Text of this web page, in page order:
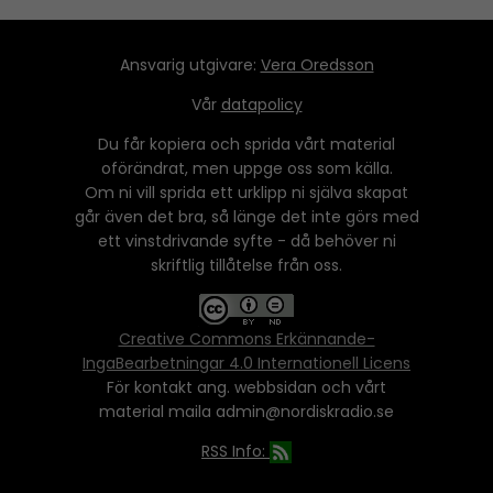
Ansvarig utgivare: Vera Oredsson
Vår datapolicy
Du får kopiera och sprida vårt material
oförändrat, men uppge oss som källa.
Om ni vill sprida ett urklipp ni själva skapat
går även det bra, så länge det inte görs med
ett vinstdrivande syfte - då behöver ni
skriftlig tillåtelse från oss.
Creative Commons Erkännande-
IngaBearbetningar 4.0 Internationell Licens
För kontakt ang. webbsidan och vårt
material maila admin@nordiskradio.se
RSS Info: